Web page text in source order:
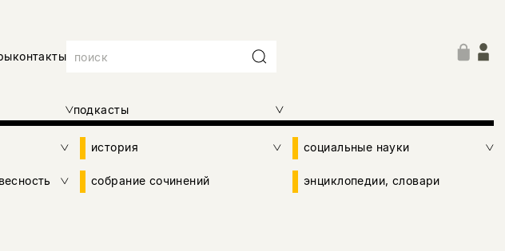
контакты
подкасты
история социальные науки
собрание сочинений энциклопедии, словари